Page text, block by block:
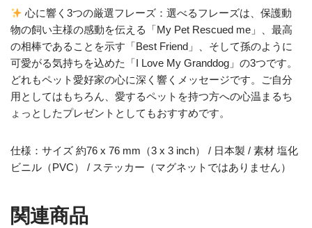
心に響く3つの厳選フレーズ：選べるフレーズは、保護動
物の飼い主様の感動を伝える「My Pet Rescued me」、最高
の相棒であることを示す「Best Friend」、そして孫のように
可愛がる気持ちを込めた「I Love My Granddog」の3つです。
どれもペット愛好家の心に深く響くメッセージです。ご自分
用としてはもちろん、愛するペットを持つ方への心温まるち
ょっとしたプレゼントとしてもおすすめです。
仕様：サイズ 約76 x 76 mm（3 x 3 inch） / 日本製 / 素材 塩化
ビニル（PVC） / ステッカー（マグネットではありません）
関連商品